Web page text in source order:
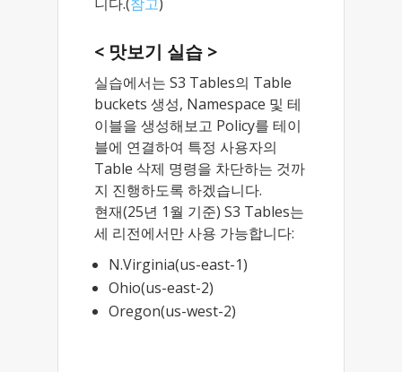
< 맛보기 실습 >
실습에서는 S3 Tables의 Table
buckets 생성, Namespace 및 테
이블을 생성해보고 Policy를 테이
블에 연결하여 특정 사용자의
Table 삭제 명령을 차단하는 것까
지 진행하도록 하겠습니다.
현재(25년 1월 기준) S3 Tables는
세 리전에서만 사용 가능합니다:
N.Virginia(us-east-1)
Ohio(us-east-2)
Oregon(us-west-2)